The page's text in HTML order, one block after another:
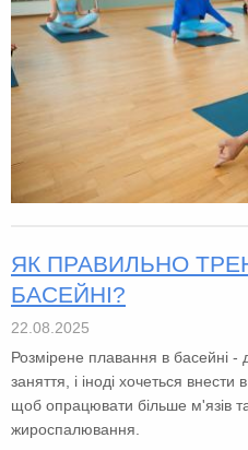
ЯК ПРАВИЛЬНО
БАСЕЙНІ?
22.08.2025
Розмірене плавання в басейні -
заняття, і іноді хочеться внести
щоб опрацювати більше м'язів
жироспалювання.